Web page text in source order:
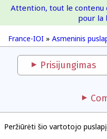
France-IOI » Asmeninis
Attention, tout le contenu
pour la
Prisijungimas
Peržiūrėti šio vartotojo